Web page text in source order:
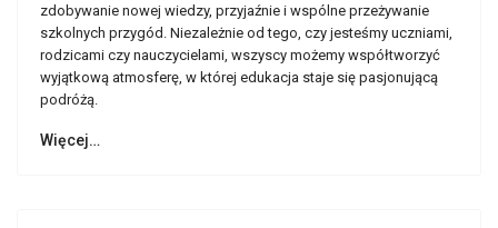
zdobywanie nowej wiedzy, przyjaźnie i wspólne przeżywanie
szkolnych przygód. Niezależnie od tego, czy jesteśmy uczniami,
rodzicami czy nauczycielami, wszyscy możemy współtworzyć
wyjątkową atmosferę, w której edukacja staje się pasjonującą
podróżą.
Więcej…